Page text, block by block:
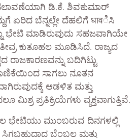
ಡಿ.ಕೆ. ಶಿವಕುಮಾರ್
ಏರಿದ ಬೆನ್ನಲ್ಲೇ ದೆಹಲಿಗೆ धावಿಸಿ
ಭೇಟಿ ಮಾಡಿರುವುದು ಸಹಜವಾಗಿಯೇ
ಕುತೂಹಲ ಮೂಡಿಸಿದೆ. ರಾಜ್ಯದ
ರಾಜಕಾರಣವನ್ನು ಬದಿಗಿಟ್ಟು
ಸಾಗಲು ನೂತನ
ಆಡಳಿತ ಮತ್ತು
ಮಿಶ್ರ ಪ್ರತಿಕ್ರಿಯೆಗಳು ವ್ಯಕ್ತವಾಗುತ್ತಿವೆ.
ಭೇಟಿಯು ಮುಂಬರುವ ದಿನಗಳಲ್ಲಿ
ಸಿಗಬಹುದಾದ ಬೆಂಬಲ ಮತ್ತು